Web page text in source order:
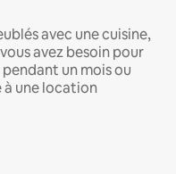
avec une cuisine,
avez besoin pour
un mois ou
une location